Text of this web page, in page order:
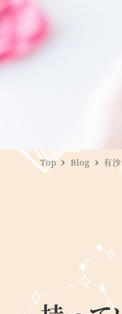
Top Blog 有沙